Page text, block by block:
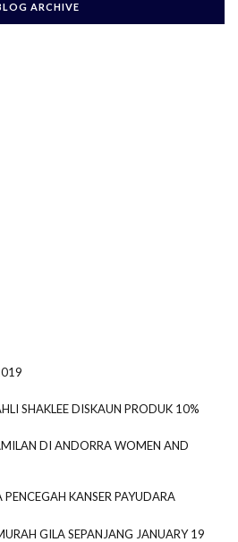
ARCHIVE
SHAKLEE DISKAUN PRODUK 10%
DI ANDORRA WOMEN AND
KANSER PAYUDARA
GILA SEPANJANG JANUARY 19